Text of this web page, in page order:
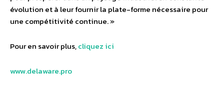
évolution et à leur fournir la plate-forme nécessaire pour
une compétitivité continue. »
Pour en savoir plus,cliquez ici
www.delaware.pro